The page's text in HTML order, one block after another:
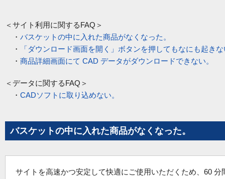
＜サイト利用に関するFAQ＞
・ バスケットの中に入れた商品がなくなった。
・
「ダウンロード画面を開く」ボタンを押してもなにも起き
・ 商品詳細画面にて CAD データがダウンロードできない。
＜データに関するFAQ＞
・ CADソフトに取り込めない。
バスケットの中に入れた商品がなくなった。
サイトを高速かつ安定して快適にご使用いただくため、60